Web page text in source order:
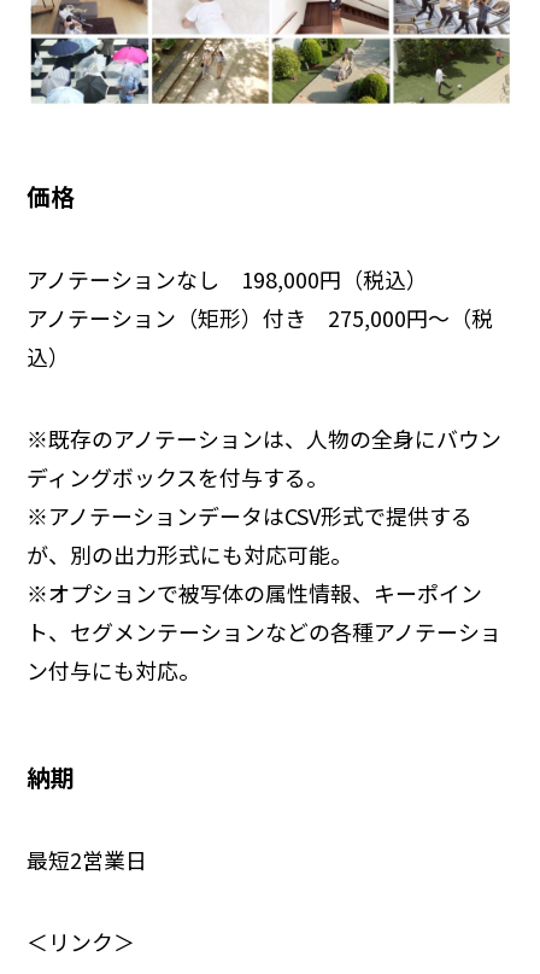
価格
アノテーションなし 198,000円（税込）
アノテーション（矩形）付き 275,000円〜（税
込）
※既存のアノテーションは、人物の全身にバウン
ディングボックスを付与する。
※アノテーションデータはCSV形式で提供する
が、別の出力形式にも対応可能。
※オプションで被写体の属性情報、キーポイン
ト、セグメンテーションなどの各種アノテーショ
ン付与にも対応。
納期
最短2営業日
＜リンク＞